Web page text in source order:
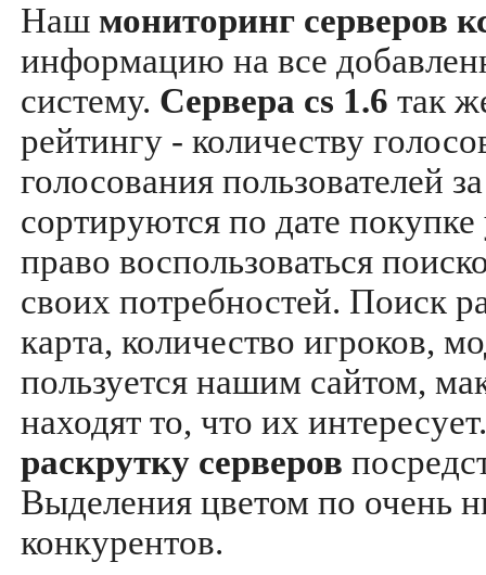
Наш мониторинг серверов
информацию на все
систему. Сервера cs 1.6 так
рейтингу - количеству
голосования пользователей
сортируются по дате
право воспользоваться
своих потребностей. Поиск
карта, количество игроков,
пользуется нашим сайтом,
находят то, что их
раскрутку серверов
Выделения цветом по очень
конкурентов.